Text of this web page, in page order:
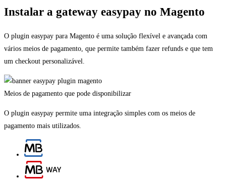
Instalar a gateway easypay no Magento
O plugin easypay para Magento é uma solução flexível e avançada com
vários meios de pagamento, que permite também fazer refunds e que tem
um checkout personalizável.
Meios de pagamento que pode disponibilizar
O plugin easypay permite uma integração simples com os meios de
pagamento mais utilizados.